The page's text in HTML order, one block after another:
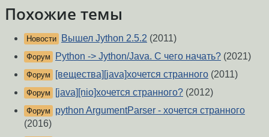
Похожие темы
Новости Вышел Jython 2.5.2 (2011)
Форум Python -> Jython/Java. С чего начать? (2021)
Форум [вещества][java]хочется странного (2011)
Форум [java][nio]хочется странного? (2012)
Форум
python ArgumentParser - хочется странного
(2016)